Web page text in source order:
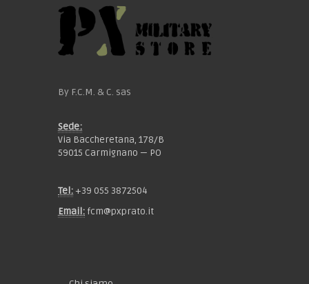
By F.C.M. & C. sas
Sede:
Via Baccheretana, 178/B
59015 Carmignano — PO
Tel: +39 055 3872504
Email: fcm@pxprato.it